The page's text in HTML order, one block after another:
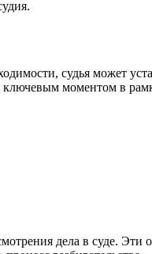
судья может
моментом в
дела в суде. Эти